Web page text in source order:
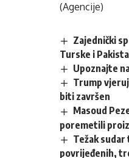
(Agencije)
Zajednički
Turske i
Upoznajte
Trump
biti završen
Masoud
poremetili
Težak sudar
povrijeđenih,